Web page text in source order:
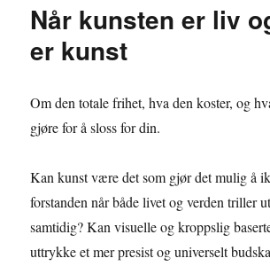
v
:
Når kunsten er liv
er kunst
Om den totale frihet, hva den koster, og
gjøre for å sloss for din.
Kan kunst være det som gjør det mulig å
forstanden når både livet og verden triller
samtidig? Kan visuelle og kroppslig
uttrykke et mer presist og universelt